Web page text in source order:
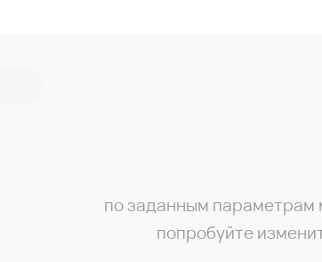
по заданным параметрам
попробуйте